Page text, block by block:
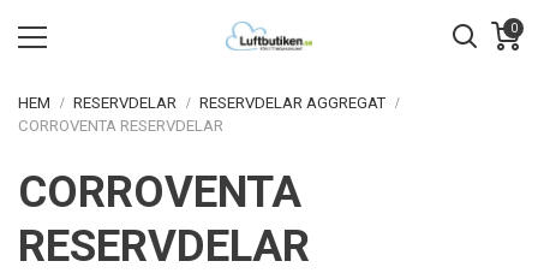
0
HEM RESERVDELAR
RESERVDELAR AGGREGAT
CORROVENTA RESERVDELAR
CORROVENTA
RESERVDELAR